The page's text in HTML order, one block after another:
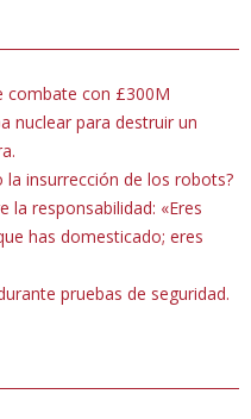
combate con £300M
nuclear para destruir un
la insurrección de los robots?
la responsabilidad: «Eres
has domesticado; eres
pruebas de seguridad.